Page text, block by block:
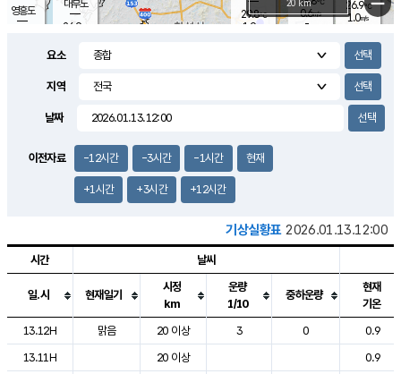
영흥도
26.9℃
1.0m/s
1.5m/s
대부도
26.9
0.6m/s
-
29.8℃
1.9m/s
20 km
요소
지역
날짜
이전자료 -12시간 -3시간 -1시간 현재
+1시간 +3시간 +12시간
기상실황표 2026.01.13.12:00
도시별 기상실황표로 지점, 날씨, 기온, 강수, 바람, 기압등을 안내한 표입
시간 날씨
일.시 현재일기
시정
km
운량
1/10
중하운량
현재
기온
13.12H
맑음 20 이상 3 0
0.9
13.11H
20 이상
0.9